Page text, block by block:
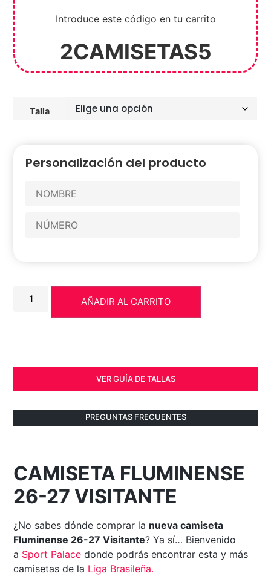
Introduce este código en tu carrito
2CAMISETAS5
Talla
Personalización del producto
AÑADIR AL CARRITO
VER GUÍA DE TALLAS
PREGUNTAS FRECUENTES
CAMISETA FLUMINENSE
26-27 VISITANTE
¿No sabes dónde comprar la nueva camiseta
Fluminense 26-27 Visitante? Ya sí… Bienvenido
a Sport Palace donde podrás encontrar esta y más
camisetas de la Liga Brasileña.